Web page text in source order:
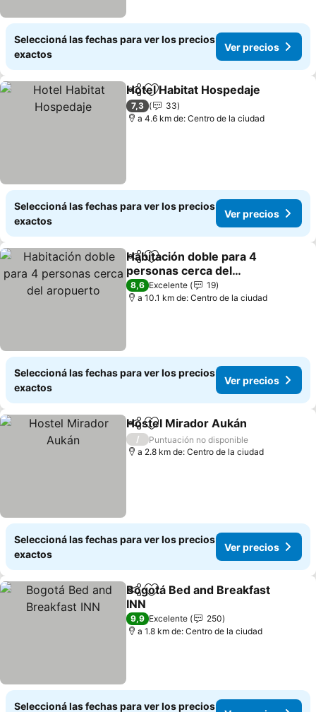
Seleccioná las fechas para ver los precios
exactos
Ver precios
CompartirAñadir a favoritos
Hotel Habitat Hospedaje
7,3
33
a 4.6 km de: Centro de la ciudad
Seleccioná las fechas para ver los precios
exactos
Ver precios
CompartirAñadir a favoritos
Habitación doble para 4
personas cerca del
aropuerto
Ver precios
8,6 Excelente
19
a 10.1 km de: Centro de la ciudad
Seleccioná las fechas para ver los precios
exactos
Ver precios
CompartirAñadir a favoritos
Hostel Mirador Aukán
/
Puntuación no disponible
a 2.8 km de: Centro de la ciudad
Seleccioná las fechas para ver los precios
exactos
Ver precios
CompartirAñadir a favoritos
Bogotá Bed and Breakfast
INN
Ver precios
9,9 Excelente
250
a 1.8 km de: Centro de la ciudad
Seleccioná las fechas para ver los precios